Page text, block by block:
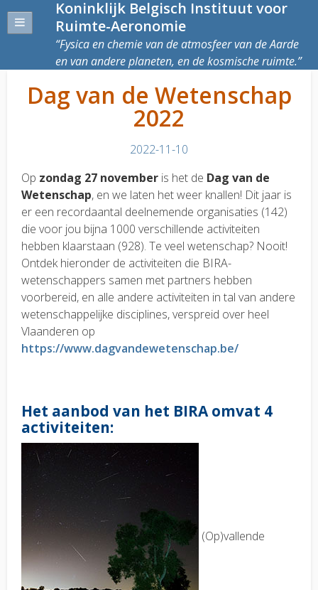
Koninklijk Belgisch Instituut voor
Ruimte-Aeronomie
Fysica en chemie van de atmosfeer van de Aarde
en van andere planeten, en de kosmische ruimte.
Dag van de Wetenschap
2022
2022-11-10
Op zondag 27 november is het de Dag van de
Wetenschap, en we laten het weer knallen! Dit jaar is
er een recordaantal deelnemende organisaties (142)
die voor jou bijna 1000 verschillende activiteiten
hebben klaarstaan (928). Te veel wetenschap? Nooit!
Ontdek hieronder de activiteiten die BIRA-
wetenschappers samen met partners hebben
voorbereid, en alle andere activiteiten in tal van andere
wetenschappelijke disciplines, verspreid over heel
Vlaanderen op
https://www.dagvandewetenschap.be/
Het aanbod van het BIRA omvat 4
activiteiten:
(Op)vallende